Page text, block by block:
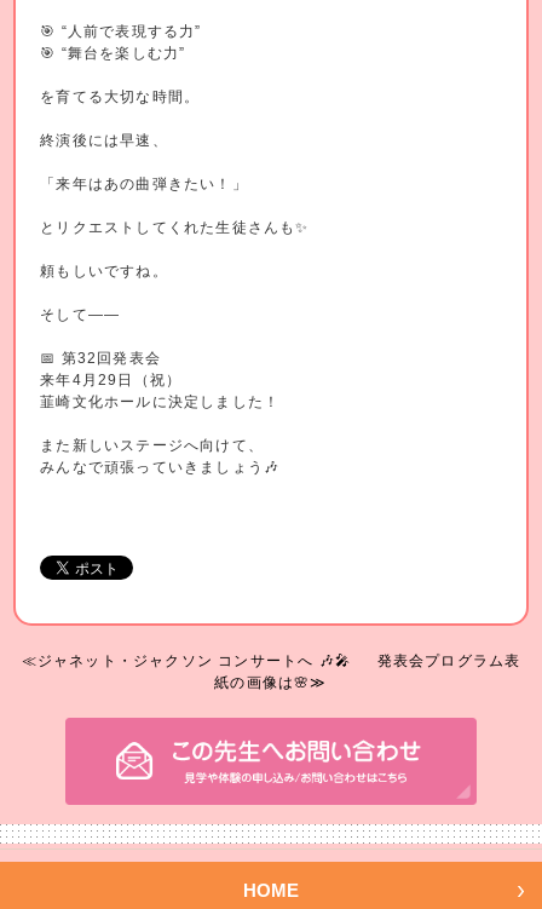
🎯 “人前で表現する力”
🎯 “舞台を楽しむ力”
を育てる大切な時間。
終演後には早速、
「来年はあの曲弾きたい！」
とリクエストしてくれた生徒さんも✨
頼もしいですね。
そして——
📅 第32回発表会
来年4月29日（祝）
韮崎文化ホールに決定しました！
また新しいステージへ向けて、
みんなで頑張っていきましょう🎶
≪ジャネット・ジャクソン コンサートへ 🎶🎤
発表会プログラム表
紙の画像は🌸≫
HOME